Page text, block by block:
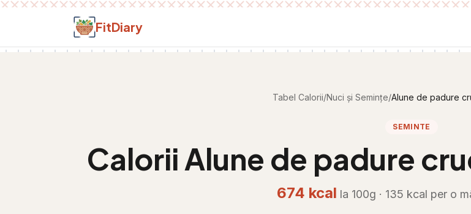
Salt la conținut
FitDiary
Tabel Calorii/Nuci și Semințe/Alune de padure
SEMINTE
CaloriiAlune de padure
674 kcal la 100g · 135 kcal per o